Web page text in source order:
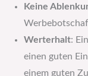
Keine
Werterhalt:
einen guten
einem guten